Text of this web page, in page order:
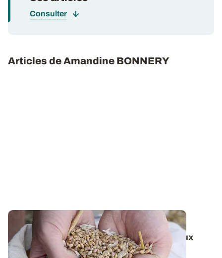
Consulter
Articles de Amandine BONNERY
Céréales à paille - Nettoyer et régler la
moissonneuse-batteuse pour limiter le taux
d'impuretés